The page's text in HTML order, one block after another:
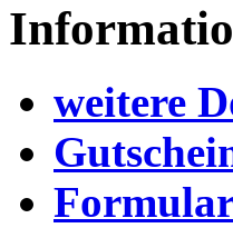
weitere